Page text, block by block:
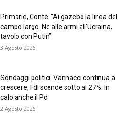
Primarie, Conte: “Ai gazebo la linea del
campo largo. No alle armi all’Ucraina,
tavolo con Putin”.
3 Agosto 2026
Sondaggi politici: Vannacci continua a
crescere, FdI scende sotto al 27%. In
calo anche il Pd
2 Agosto 2026